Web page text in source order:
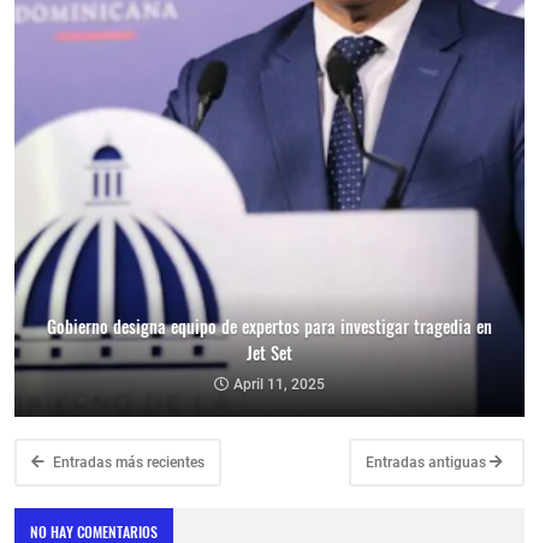
Gobierno designa equipo de expertos para investigar tragedia en
Jet Set
April 11, 2025
Entradas más recientes Entradas antiguas
NO HAY COMENTARIOS